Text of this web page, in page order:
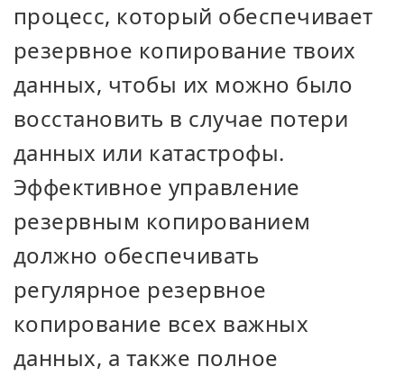
процесс, который обеспечивает
резервное копирование твоих
данных, чтобы их можно было
восстановить в случае потери
данных или катастрофы.
Эффективное управление
резервным копированием
должно обеспечивать
регулярное резервное
копирование всех важных
данных, а также полное